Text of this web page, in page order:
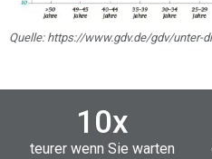
Quelle: https://www.gdv.de/gdv/unter-
10x
teurer wenn Sie warten